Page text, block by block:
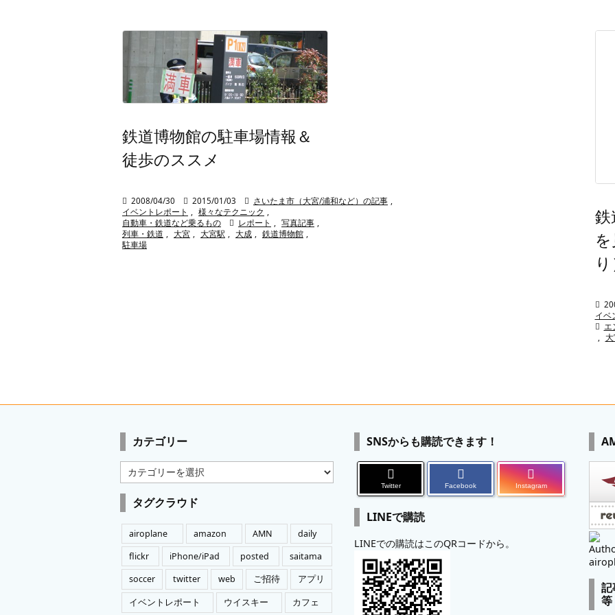
鉄道博物館の駐車場情報＆
徒歩のススメ
 2008/04/30  2015/01/03  さいたま市（大宮/浦和など）の記事 ,
イベントレポート , 様々なテクニック ,
自動車・鉄道など乗るもの
 レポート , 写真記事 ,
列車・鉄道 , 大宮 , 大宮駅 , 大成 , 鉄道博物館 ,
駐車場
鉄

イベ
 エ
,
カテゴリー
カ
テ
ゴ
リ
ー
タグクラウド
airoplane amazon AMN
daily
flickr
iPhone/iPad posted
saitama
soccer
twitter web ご招待
アプリ
イベントレポート
ウイスキー カフェ
SNSからも購読できます！
Twitter Facebook Instagram
LINEで購読
LINEでの購読はこのQRコードから。
記
等